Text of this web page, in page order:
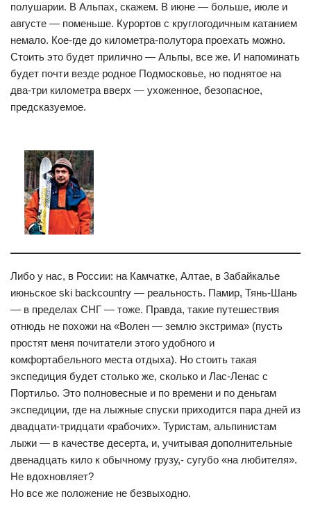
полушарии. В Альпах, скажем. В июне — больше, июле и
августе — поменьше. Курортов с круглогодичным катанием
немало. Кое-где до километра-полутора проехать можно.
Стоить это будет прилично — Альпы, все же. И напоминать
будет почти везде родное Подмосковье, но поднятое на
два-три километра вверх — ухоженное, безопасное,
предсказуемое.
Либо у нас, в России: на Камчатке, Алтае, в 3абайкалье
июньское ski backcountry — реальность. Памир, Тянь-Шань
— в пределах СНГ — тоже. Правда, такие путешествия
отнюдь не похожи на «Волен — землю экстрима» (пусть
простят меня почитатели этого удобного и
комфортабельного места отдыха). Но стоить такая
экспедиция будет столько же, сколько и Лас-Ленас с
Портильо. Это полновесные и по времени и по деньгам
экспедиции, где на лыжные спуски приходится пара дней из
двадцати-тридцати «рабочих». Туристам, альпинистам
лыжи — в качестве десерта, и, учитывая дополнительные
двенадцать кило к обычному грузу,- сугубо «на любителя».
Не вдохновляет?
Но все же положение не безвыходно.